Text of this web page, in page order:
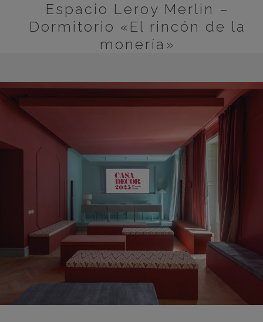
Espacio Leroy Merlin –
Dormitorio «El rincón de la
monería»